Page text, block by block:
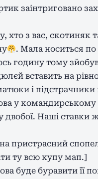
заінтриговано
хто з вас, скотиняк
. Мала носиться по
годину тому
вставить на
і підстрачники
у командирському
Наші ставки
пристрасний
ту всю купу мап.]
буде буравити її